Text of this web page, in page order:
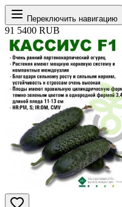
Переключить навигацию
91 5400 RUB